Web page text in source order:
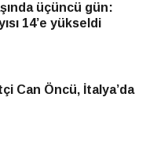
üçüncü gün:
14’e yükseldi
Can Öncü, İtalya’da